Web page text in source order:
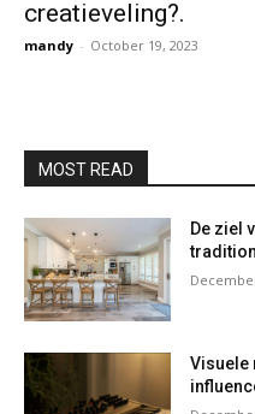
creatieveling?.
mandy - October 19, 2023
MOST READ
De ziel
Visuele